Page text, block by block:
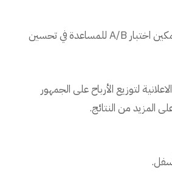
حدّد إذا ما كُنت تريد تمكين اختبار A/B للمساعدة في تحسين
لتوزيع الأرباح على الجمهور
المزيد من النتائج.